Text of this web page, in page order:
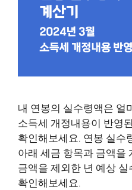
내 연봉의 실수령액은 얼
소득세 개정내용이 반영
확인해보세요. 연봉 실수
아래 세금 항목과 금액을
금액을 제외한 년 예상
확인해보세요.